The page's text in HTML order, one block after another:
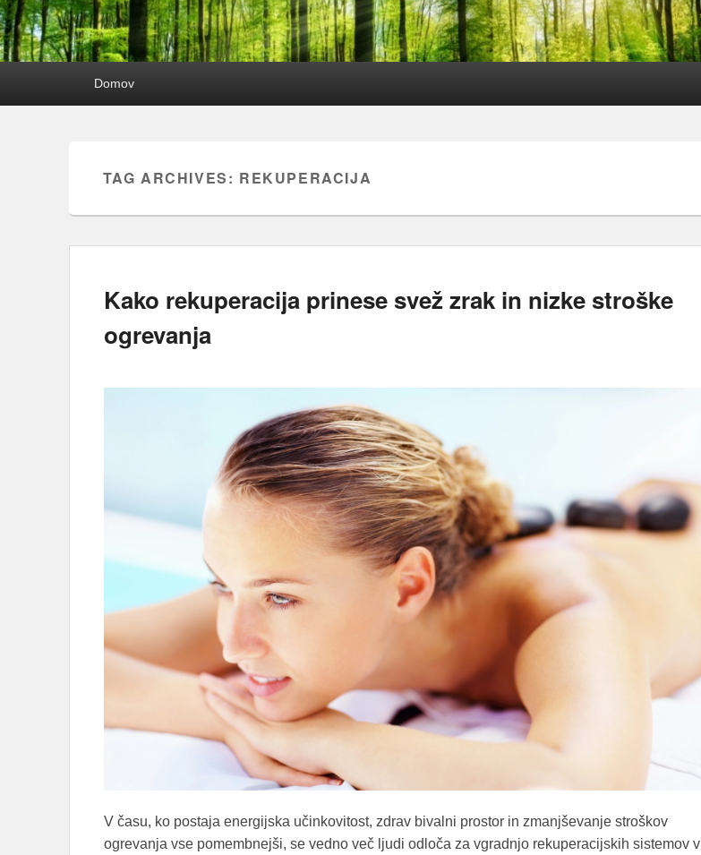
Domov
TAG ARCHIVES: REKUPERACIJA
Kako rekuperacija prinese svež zrak in nizke stroške
ogrevanja
V času, ko postaja energijska učinkovitost, zdrav bivalni prostor in zmanjševanje stroškov
ogrevanja vse pomembnejši, se vedno več ljudi odloča za vgradnjo rekuperacijskih sistemov v